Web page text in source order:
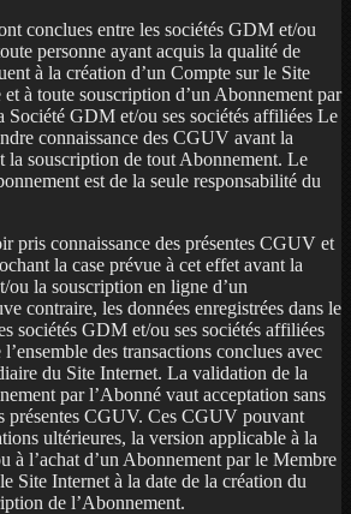
conclues entre les sociétés GDM et/ou
personne ayant acquis la qualité de
à la création d’un Compte sur le Site
à toute souscription d’un Abonnement par
Société GDM et/ou ses sociétés affiliées Le
connaissance des CGUV avant la
la souscription de tout Abonnement. Le
est de la seule responsabilité du
pris connaissance des présentes CGUV et
la case prévue à cet effet avant la
ou la souscription en ligne d’un
contraire, les données enregistrées dans le
sociétés GDM et/ou ses sociétés affiliées
des transactions conclues avec
du Site Internet. La validation de la
par l’Abonné vaut acceptation sans
présentes CGUV. Ces CGUV pouvant
ultérieures, la version applicable à la
à l’achat d’un Abonnement par le Membre
Site Internet à la date de la création du
de l’Abonnement.